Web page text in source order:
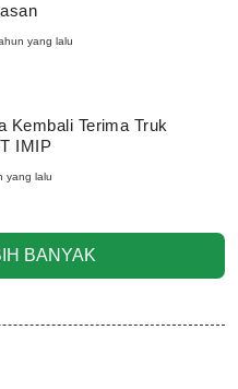
yang lalu
Kembali Terima Truk
IMIP
yang lalu
BANYAK